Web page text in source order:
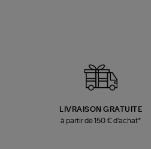
LIVRAISON GRATUITE
à partir de 150 € d'achat*